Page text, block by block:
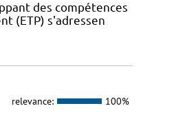
des compétences
(ETP) s'adressen
relevance: 100%